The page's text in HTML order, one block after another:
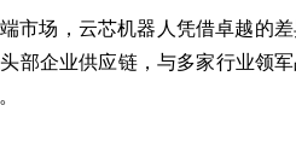
市场，云芯机器人凭借卓越的
部企业供应链，与多家行业领